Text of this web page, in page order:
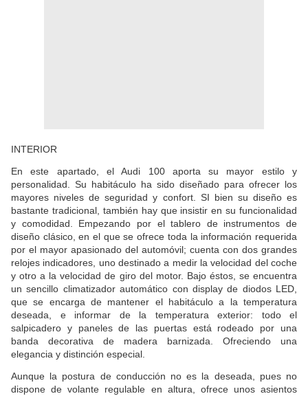
INTERIOR
En este apartado, el Audi 100 aporta su mayor estilo y
personalidad. Su habitáculo ha sido diseñado para ofrecer los
mayores niveles de seguridad y confort. SI bien su diseño es
bastante tradicional, también hay que insistir en su funcionalidad
y comodidad. Empezando por el tablero de instrumentos de
diseño clásico, en el que se ofrece toda la información requerida
por el mayor apasionado del automóvil; cuenta con dos grandes
relojes indicadores, uno destinado a medir la velocidad del coche
y otro a la velocidad de giro del motor. Bajo éstos, se encuentra
un sencillo climatizador automático con display de diodos LED,
que se encarga de mantener el habitáculo a la temperatura
deseada, e informar de la temperatura exterior: todo el
salpicadero y paneles de las puertas está rodeado por una
banda decorativa de madera barnizada. Ofreciendo una
elegancia y distinción especial.
Aunque la postura de conducción no es la deseada, pues no
dispone de volante regulable en altura, ofrece unos asientos